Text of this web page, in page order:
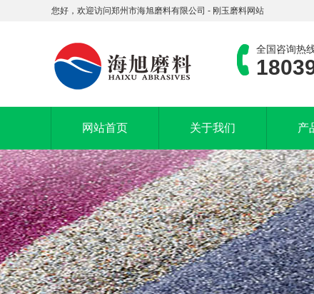
您好，欢迎访问郑州市海旭磨料有限公司 - 刚玉磨料网站
全国咨询热
网站首页 关于我们 产